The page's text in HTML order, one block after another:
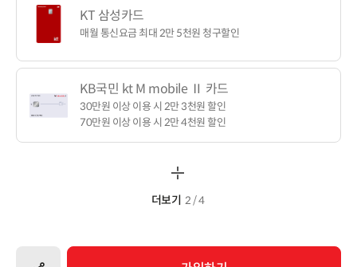
KT 삼성카드
매월 통신요금 최대 2만 5천원 청구할인
KB국민 kt M mobile Ⅱ 카드
30만원 이상 이용 시 2만 3천원 할인
70만원 이상 이용 시 2만 4천원 할인
더보기 2 / 4